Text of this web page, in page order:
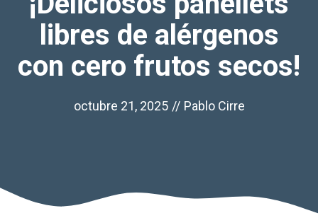
libres de alérgenos
con cero frutos secos!
octubre 21, 2025 // Pablo Cirre